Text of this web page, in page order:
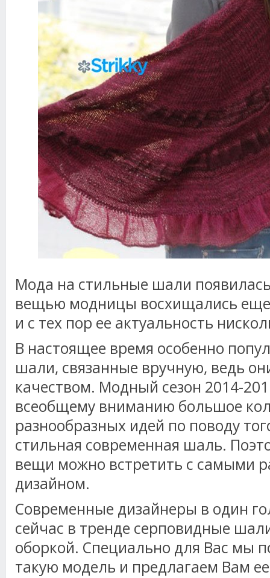
Мода на стильные шали
вещью модницы восхищались еще
и с тех пор ее актуальность
В настоящее время особенно
шали, связанные вручную, ведь
качеством. Модный сезон 2014-
всеобщему вниманию большое
разнообразных идей по поводу
стильная современная шаль.
вещи можно встретить с самыми
дизайном.
Современные дизайнеры в один
сейчас в тренде серповидные
оборкой. Специально для Вас мы
такую модель и предлагаем Вам ее